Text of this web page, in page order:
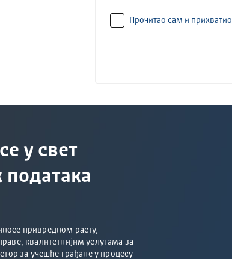
Прочитао сам и прихватио
у свет
података
привредном расту,
квалитетнијим услугама за
за учешће грађане у процесу